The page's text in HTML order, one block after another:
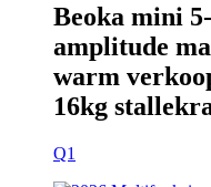
Beoka mini
amplitude
warm
16kg
Q1